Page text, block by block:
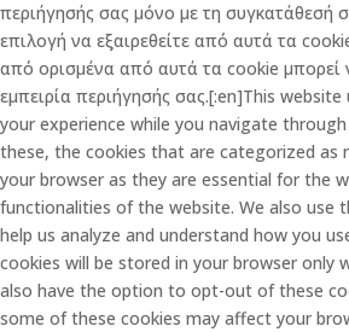
περιήγησής σας μόνο με τη συγκατάθεσή
επιλογή να εξαιρεθείτε από αυτά τα
από ορισμένα από αυτά τα cookie μπορεί
εμπειρία περιήγησής σας.[:en]This
your experience while you navigate
these, the cookies that are categorized as
your browser as they are essential for the
functionalities of the website. We also use
help us analyze and understand how you
cookies will be stored in your browser only
also have the option to opt-out of these
some of these cookies may affect your